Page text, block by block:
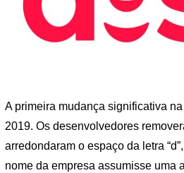
A primeira mudança significativa
2019. Os desenvolvedores
arredondaram o espaço da letra
nome da empresa assumisse uma